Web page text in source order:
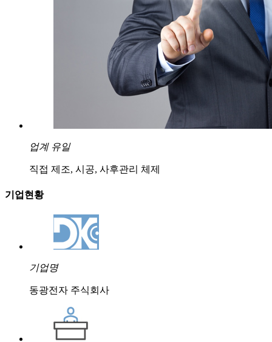
업계 유일
직접 제조, 시공, 사후관리 체제
기업현황
기업명
동광전자 주식회사